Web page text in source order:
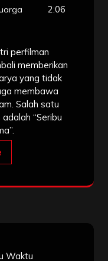
2:06
perfilman
memberikan
yang tidak
membawa
Salah satu
“Seribu